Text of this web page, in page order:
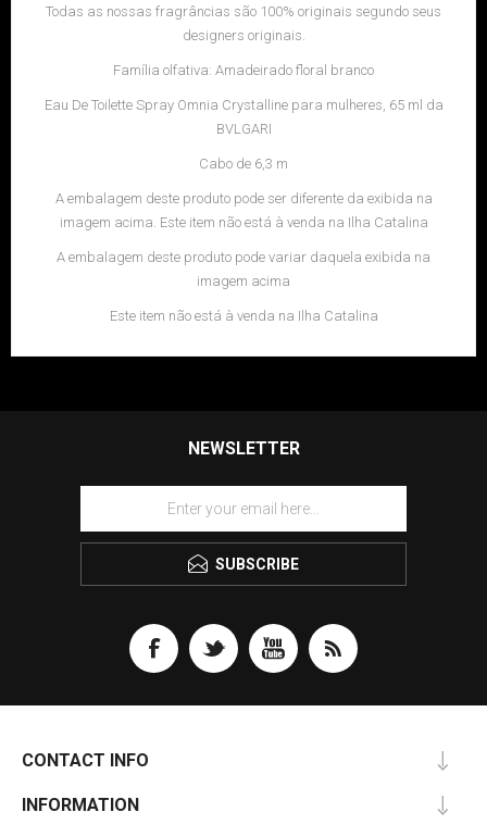
Todas as nossas fragrâncias são 100% originais segundo seus
designers originais.
Família olfativa: Amadeirado floral branco
Eau De Toilette Spray Omnia Crystalline para mulheres, 65 ml da
BVLGARI
Cabo de 6,3 m
A embalagem deste produto pode ser diferente da exibida na
imagem acima. Este item não está à venda na Ilha Catalina
A embalagem deste produto pode variar daquela exibida na
imagem acima
Este item não está à venda na Ilha Catalina
NEWSLETTER
SUBSCRIBE
CONTACT INFO
INFORMATION